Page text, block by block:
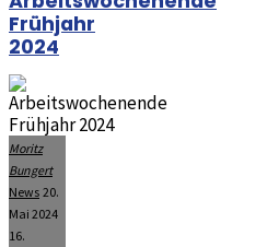
2024"
Frühjahr
2024
Moritz
Bungert
News 20.
Mai 2024
16.